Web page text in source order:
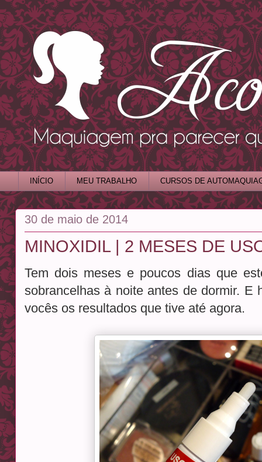
INÍCIO MEU TRABALHO CURSOS DE
30 de maio de 2014
MINOXIDIL | 2 MESES DE
Tem dois meses e poucos dias que
sobrancelhas à noite antes de dormir. E
vocês os resultados que tive até agora.